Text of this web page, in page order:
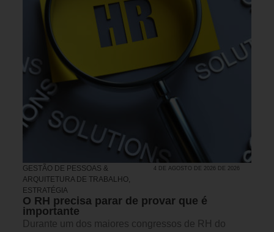
GESTÃO DE PESSOAS &
ARQUITETURA DE TRABALHO,
ESTRATÉGIA
4 DE AGOSTO DE 2026 DE 2026
O RH precisa parar de provar que é
importante
Durante um dos maiores congressos de RH do